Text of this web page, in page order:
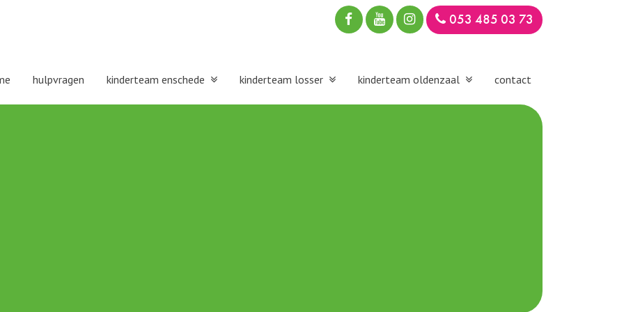
053 485 03 73
hulpvragen kinderteam enschede kinderteam losser kinderteam oldenzaal contact